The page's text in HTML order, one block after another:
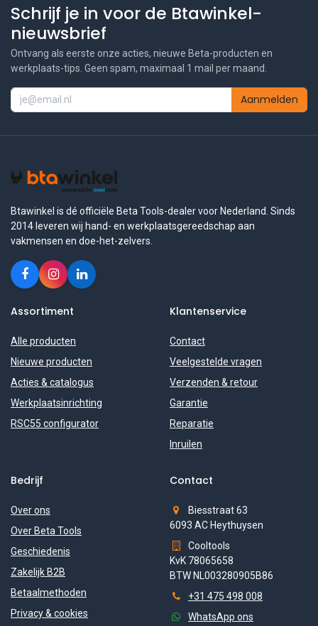
Schrijf je in voor de Btawinkel-
nieuwsbrief
Ontvang als eerste onze acties, nieuwe Beta-producten en
werkplaats-tips. Geen spam, maximaal 1 mail per maand.
Aanmelden
Btawinkel is dé officiële Beta Tools-dealer voor Nederland. Sinds
2014 leveren wij hand- en werkplaatsgereedschap aan
vakmensen en doe-het-zelvers.
Assortiment
Alle producten
Nieuwe producten
Acties & catalogus
Werkplaatsinrichting
RSC55 configurator
Klantenservice
Contact
Veelgestelde vragen
Verzenden & retour
Garantie
Reparatie
Inruilen
Bedrijf
Over ons
Over Beta Tools
Geschiedenis
Zakelijk B2B
Betaalmethoden
Privacy & cookies
Contact
Biesstraat 63
6093 AC Heythuysen
Cooltools
KvK 78065658
BTW NL003280905B86
+31 475 498 008
WhatsApp ons